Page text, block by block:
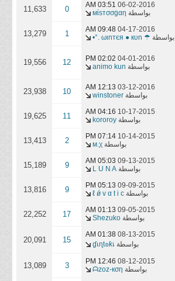
06-02-2016
03:51 AM
بواسطة мίѕтσσġαη
0
11,633
04-17-2016
09:48 AM
بواسطة ☂ ωιnтєя ● кυn .°•
1
13,279
04-01-2016
02:02 PM
بواسطة animo kun
12
19,556
03-12-2016
12:13 AM
بواسطة winstoner
10
23,938
10-17-2015
04:16 AM
بواسطة kororoy
11
19,625
10-14-2015
07:14 PM
بواسطة м.χ
2
13,413
09-13-2015
05:03 AM
بواسطة L U N A
9
15,189
09-09-2015
05:13 PM
بواسطة ℓ ǿ v α t i c
9
13,816
09-05-2015
01:13 AM
بواسطة Shezuko
17
22,252
08-13-2015
01:38 AM
بواسطة ɠเɳt๏ƙเ
15
20,091
08-12-2015
12:46 PM
بواسطة ᗩzoz-кση
3
13,089